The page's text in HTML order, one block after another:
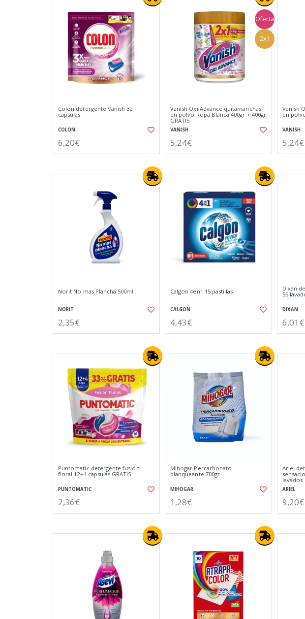
Colon detergente Vanish 32
capsulas
COLON
6,20€
Oferta
2x1
Vanish Oxi Advance quitamanchas
en polvo Ropa Blanca 400gr + 400gr
GRATIS
VANISH
5,24€
Vanish
en
VANISH
5,24€
Norit No mas Plancha 500ml
NORIT
2,35€
Calgon 4en1 15 pastillas
CALGON
4,43€
Dixan
55
DIXAN
6,01€
Puntomatic detergente fusión
floral 12+4 capsulas GRATIS
PUNTOMATIC
2,36€
Mihogar Percarbonato
blanqueante 700gr
MIHOGAR
1,28€
Ariel
lavados
ARIEL
9,20€